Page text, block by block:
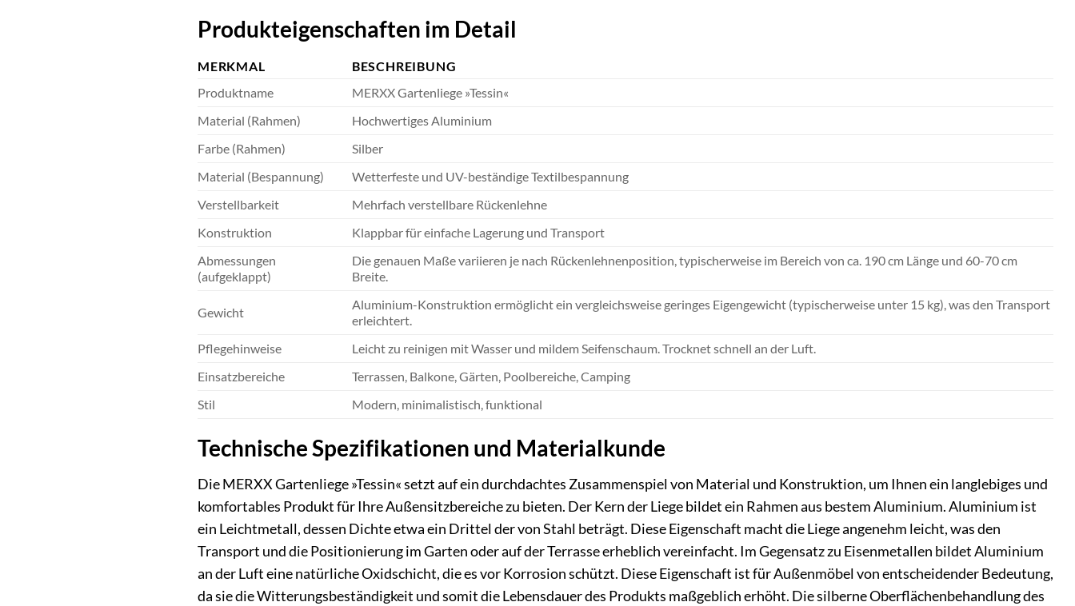
Produkteigenschaften im Detail
MERKMAL
BESCHREIBUNG
Produktname
MERXX Gartenliege »Tessin«
Material (Rahmen)
Hochwertiges Aluminium
Farbe (Rahmen)
Silber
Material (Bespannung)
Wetterfeste und UV-beständige Textilbespannung
Verstellbarkeit
Mehrfach verstellbare Rückenlehne
Konstruktion
Klappbar für einfache Lagerung und Transport
Abmessungen
(aufgeklappt)
Die genauen Maße variieren je nach Rückenlehnenposition, typischerweise im Bereich von ca. 190 cm Länge und 60-70 cm
Breite.
Gewicht
Aluminium-Konstruktion ermöglicht ein vergleichsweise geringes Eigengewicht (typischerweise unter 15 kg), was den Transport
erleichtert.
Pflegehinweise
Leicht zu reinigen mit Wasser und mildem Seifenschaum. Trocknet schnell an der Luft.
Einsatzbereiche
Terrassen, Balkone, Gärten, Poolbereiche, Camping
Stil
Modern, minimalistisch, funktional
Technische Spezifikationen und Materialkunde
Die MERXX Gartenliege »Tessin« setzt auf ein durchdachtes Zusammenspiel von Material und Konstruktion, um Ihnen ein langlebiges und
komfortables Produkt für Ihre Außensitzbereiche zu bieten. Der Kern der Liege bildet ein Rahmen aus bestem Aluminium. Aluminium ist
ein Leichtmetall, dessen Dichte etwa ein Drittel der von Stahl beträgt. Diese Eigenschaft macht die Liege angenehm leicht, was den
Transport und die Positionierung im Garten oder auf der Terrasse erheblich vereinfacht. Im Gegensatz zu Eisenmetallen bildet Aluminium
an der Luft eine natürliche Oxidschicht, die es vor Korrosion schützt. Diese Eigenschaft ist für Außenmöbel von entscheidender Bedeutung,
da sie die Witterungsbeständigkeit und somit die Lebensdauer des Produkts maßgeblich erhöht. Die silberne Oberflächenbehandlung des